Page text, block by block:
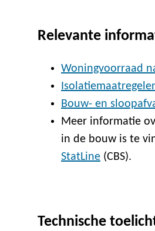
Relevante
Woningvoorraad
Bouw- en
Meer informatie
in de bouw is te
StatLine (CBS).
Technische